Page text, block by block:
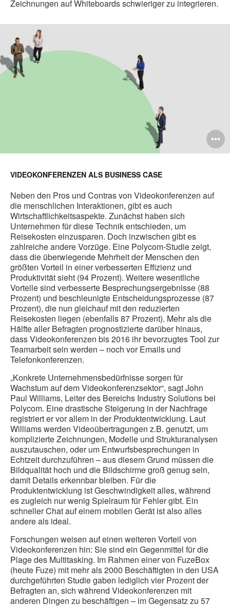
Zeichnungen auf Whiteboards schwieriger zu integrieren.
VIDEOKONFERENZEN ALS BUSINESS CASE
Neben den Pros und Contras von Videokonferenzen auf
die menschlichen Interaktionen, gibt es auch
Wirtschaftlichkeitsaspekte. Zunächst haben sich
Unternehmen für diese Technik entschieden, um
Reisekosten einzusparen. Doch inzwischen gibt es
zahlreiche andere Vorzüge. Eine Polycom-Studie zeigt,
dass die überwiegende Mehrheit der Menschen den
größten Vorteil in einer verbesserten Effizienz und
Produktivität sieht (94 Prozent). Weitere wesentliche
Vorteile sind verbesserte Besprechungsergebnisse (88
Prozent) und beschleunigte Entscheidungsprozesse (87
Prozent), die nun gleichauf mit den reduzierten
Reisekosten liegen (ebenfalls 87 Prozent). Mehr als die
Hälfte aller Befragten prognostizierte darüber hinaus,
dass Videokonferenzen bis 2016 ihr bevorzugtes Tool zur
Teamarbeit sein werden – noch vor Emails und
Telefonkonferenzen.
„Konkrete Unternehmensbedürfnisse sorgen für
Wachstum auf dem Videokonferenzsektor“, sagt John
Paul Williams, Leiter des Bereichs Industry Solutions bei
Polycom. Eine drastische Steigerung in der Nachfrage
registriert er vor allem in der Produktentwicklung. Laut
Williams werden Videoübertragungen z.B. genutzt, um
komplizierte Zeichnungen, Modelle und Strukturanalysen
auszutauschen, oder um Entwurfsbesprechungen in
Echtzeit durchzuführen – aus diesem Grund müssen die
Bildqualität hoch und die Bildschirme groß genug sein,
damit Details erkennbar bleiben. Für die
Produktentwicklung ist Geschwindigkeit alles, während
es zugleich nur wenig Spielraum für Fehler gibt. Ein
schneller Chat auf einem mobilen Gerät ist also alles
andere als ideal.
Forschungen weisen auf einen weiteren Vorteil von
Videokonferenzen hin: Sie sind ein Gegenmittel für die
Plage des Multitasking. Im Rahmen einer von FuzeBox
(heute Fuze) mit mehr als 2000 Beschäftigten in den USA
durchgeführten Studie gaben lediglich vier Prozent der
Befragten an, sich während Videokonferenzen mit
anderen Dingen zu beschäftigen – im Gegensatz zu 57